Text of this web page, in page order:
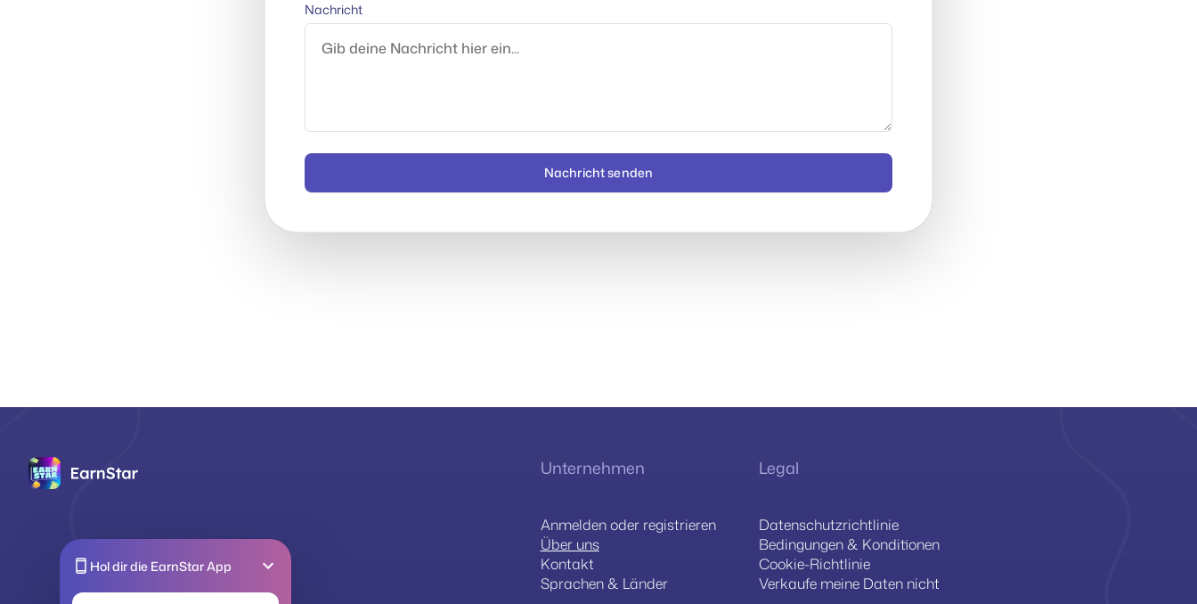
Nachricht
Nachricht senden
Unternehmen
Anmelden oder registrieren
Über uns
Kontakt
Sprachen & Länder
Legal
Datenschutzrichtlinie
Bedingungen & Konditionen
Cookie-Richtlinie
Verkaufe meine Daten nicht
Hol dir die EarnStar App